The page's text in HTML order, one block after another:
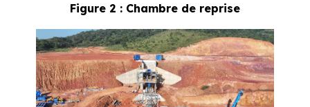
Figure 2 : Chambre de reprise